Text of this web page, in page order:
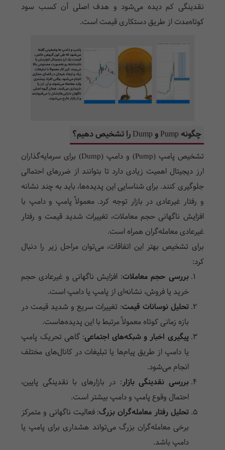
نقدینگی کم دیده می‌شود و هدف اصلی آن کسب سود
کوتاه‌مدت از طریق دستکاری قیمت است.
چگونه Pump و Dump را تشخیص دهیم؟
تشخیص پامپ (Pump) و دامپ (Dump) برای سرمایه‌گذاران
ارز دیجیتال اهمیت زیادی دارد تا بتوانند از ضررهای احتمالی
جلوگیری کنند. برای شناسایی این پدیده‌ها، باید به چند نشانه
و رفتار غیرعادی در بازار توجه کرد. معمولاً پامپ و دامپ با
افزایش ناگهانی حجم معاملات، تغییرات شدید قیمت و رفتار
غیرعادی معامله‌گران همراه است.
برای تشخیص بهتر این اتفاقات، می‌توان مراحل زیر را دنبال
کرد:
بررسی حجم معاملات: افزایش ناگهانی و غیرعادی حجم
خرید یا فروش، نشانه‌ای از پامپ یا دامپ است.
تحلیل نوسانات قیمت: تغییرات سریع و شدید قیمت در
بازه زمانی کوتاه معمولاً مرتبط با این پدیده‌هاست.
پیگیری اخبار و شبکه‌های اجتماعی: گاهی تحریک پامپ
یا دامپ از طریق پیام‌ها یا تبلیغات در کانال‌های مختلف
انجام می‌شود.
بررسی نقدینگی بازار: در بازارهای با نقدینگی پایین،
احتمال وقوع پامپ و دامپ بیشتر است.
تحلیل رفتار معامله‌گران بزرگ: فعالیت ناگهانی و متمرکز
برخی معامله‌گران بزرگ می‌تواند هشداری برای پامپ یا
دامپ باشد.